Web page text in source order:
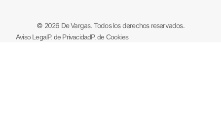
© 2026 De Vargas. Todos los derechos reservados.
Aviso LegalP. de PrivacidadP. de Cookies